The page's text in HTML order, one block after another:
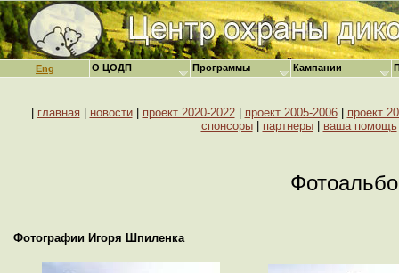
Eng
главная| новости| проект 2020-2022| проект 2005-2006| проект
спонсоры| партнеры| ваша помощь
Фотографии Игоря Шпиленка
О ЦОДП Программы Кампании